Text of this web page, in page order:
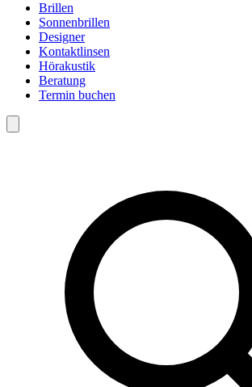
Brillen
Sonnenbrillen
Designer
Kontaktlinsen
Hörakustik
Beratung
Termin buchen